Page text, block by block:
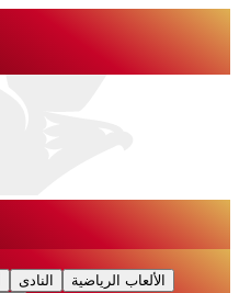
النادى
الألعاب الرياضية